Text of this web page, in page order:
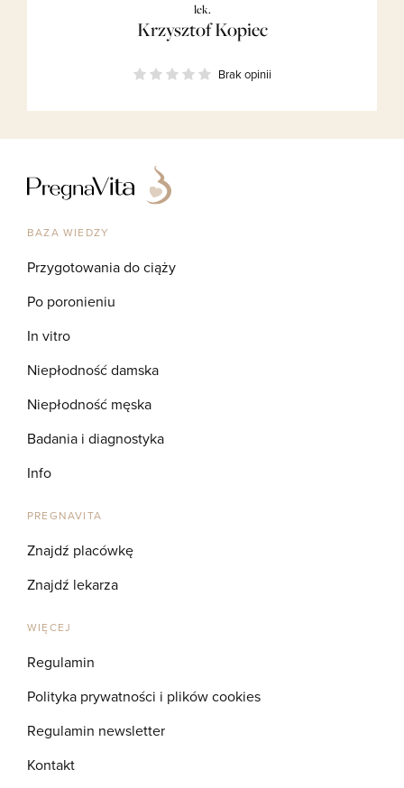
lek.
Krzysztof Kopiec
Brak opinii
BAZA WIEDZY
Przygotowania do ciąży
Po poronieniu
In vitro
Niepłodność damska
Niepłodność męska
Badania i diagnostyka
Info
PREGNAVITA
Znajdź placówkę
Znajdź lekarza
WIĘCEJ
Regulamin
Polityka prywatności i plików cookies
Regulamin newsletter
Kontakt